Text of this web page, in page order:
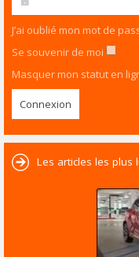
J’ai oublié mon mot de
Se souvenir de moi
Masquer mon statut en
Les articles les plus